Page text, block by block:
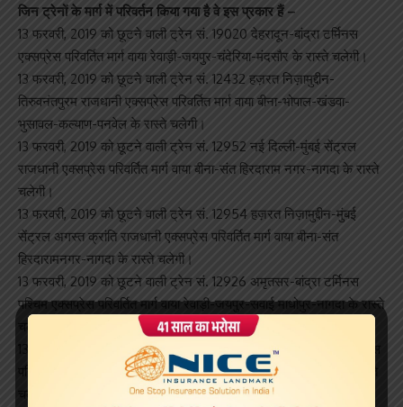
जिन ट्रेनों के मार्ग में परिवर्तन किया गया है वे इस प्रकार हैं –
13 फरवरी, 2019 को छूटने वाली ट्रेन सं. 19020 देहरादून-बांद्रा टर्मिनस
एक्सप्रेस परिवर्तित मार्ग वाया रेवाड़ी-जयपुर-चंदेरिया-मंदसौर के रास्ते चलेगी।
13 फरवरी, 2019 को छूटने वाली ट्रेन सं. 12432 हज़रत निज़ामुद्दीन-
तिरुवनंतपुरम राजधानी एक्सप्रेस परिवर्तित मार्ग वाया बीना-भोपाल-खंडवा-
भुसावल-कल्याण-पनवेल के रास्ते चलेगी।
13 फरवरी, 2019 को छूटने वाली ट्रेन सं. 12952 नई दिल्ली-मुंबई सेंट्रल
राजधानी एक्सप्रेस परिवर्तित मार्ग वाया बीना-संत हिरदाराम नगर-नागदा के रास्ते
चलेगी।
13 फरवरी, 2019 को छूटने वाली ट्रेन सं. 12954 हज़रत निज़ामुद्दीन-मुंबई
सेंट्रल अगस्त क्रांति राजधानी एक्सप्रेस परिवर्तित मार्ग वाया बीना-संत
हिरदारामनगर-नागदा के रास्ते चलेगी।
13 फरवरी, 2019 को छूटने वाली ट्रेन सं. 12926 अमृतसर-बांद्रा टर्मिनस
पश्चिम एक्सप्रेस परिवर्तित मार्ग वाया रेवाड़ी-जयपुर-सवाई माधोपुर-नागदा के रास्ते
13 फरवरी, 2019 को छूटने वाली ट्रेन सं. 12483 कोचूवेली-अमृतसर एक्सप्रेस
परिवर्तित मार्ग वाया पनवेल-कल्याण-नासिक रोड-भुसावल-खंडवा-भोपाल के रास्ते